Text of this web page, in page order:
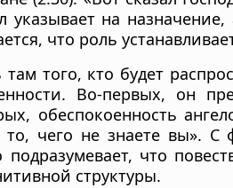
указывает на
что роль
того, кто будет
Во-первых, он
обеспокоенность
чего не знаете вы».
что
структуры.